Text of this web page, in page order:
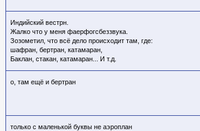
Индийский вестрн.
Жалко что у меня фаерфогсбеззвука.
Зозометил, что всё дело происходит там, где:
шафран, бертран, катамаран,
Баклан, стакан, катамаран... И т.д.
о, там ещё и бертран
только с маленькой буквы не аэроплан